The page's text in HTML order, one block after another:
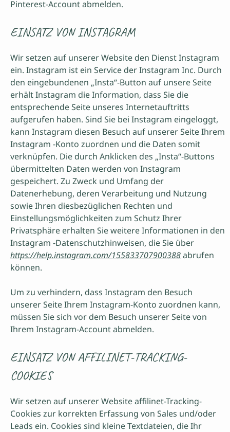
Pinterest-Account abmelden.
EINSATZ VON INSTAGRAM
Wir setzen auf unserer Website den Dienst Instagram
ein. Instagram ist ein Service der Instagram Inc. Durch
den eingebundenen „Insta“-Button auf unsere Seite
erhält Instagram die Information, dass Sie die
entsprechende Seite unseres Internetauftritts
aufgerufen haben. Sind Sie bei Instagram eingeloggt,
kann Instagram diesen Besuch auf unserer Seite Ihrem
Instagram -Konto zuordnen und die Daten somit
verknüpfen. Die durch Anklicken des „Insta“-Buttons
übermittelten Daten werden von Instagram
gespeichert. Zu Zweck und Umfang der
Datenerhebung, deren Verarbeitung und Nutzung
sowie Ihren diesbezüglichen Rechten und
Einstellungsmöglichkeiten zum Schutz Ihrer
Privatsphäre erhalten Sie weitere Informationen in den
Instagram -Datenschutzhinweisen, die Sie über
https://help.instagram.com/155833707900388abrufen
können.
Um zu verhindern, dass Instagram den Besuch
unserer Seite Ihrem Instagram-Konto zuordnen kann,
müssen Sie sich vor dem Besuch unserer Seite von
Ihrem Instagram-Account abmelden.
EINSATZ VON AFFILINET-TRACKING-
COOKIES
Wir setzen auf unserer Website affilinet-Tracking-
Cookies zur korrekten Erfassung von Sales und/oder
Leads ein. Cookies sind kleine Textdateien, die Ihr